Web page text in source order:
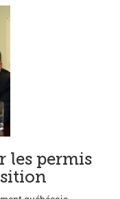
les permis